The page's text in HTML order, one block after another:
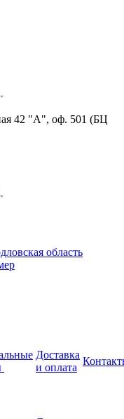
42 "А", оф. 501 (БЦ
область
Доставка
и оплата